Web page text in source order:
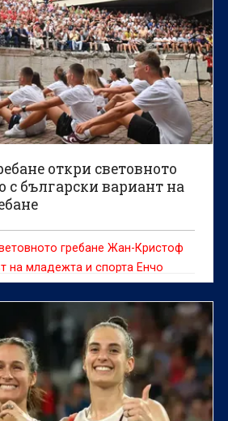
откри световното
с български вариант на
гребане Жан-Кристоф
на младежта и спорта Енчо
на Българския
Весела Лечева дадоха старт на
по гребане до 19 г., което
от 6 до 9 август.